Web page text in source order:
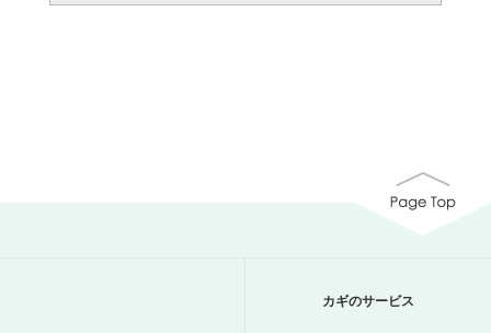
カギのサービス